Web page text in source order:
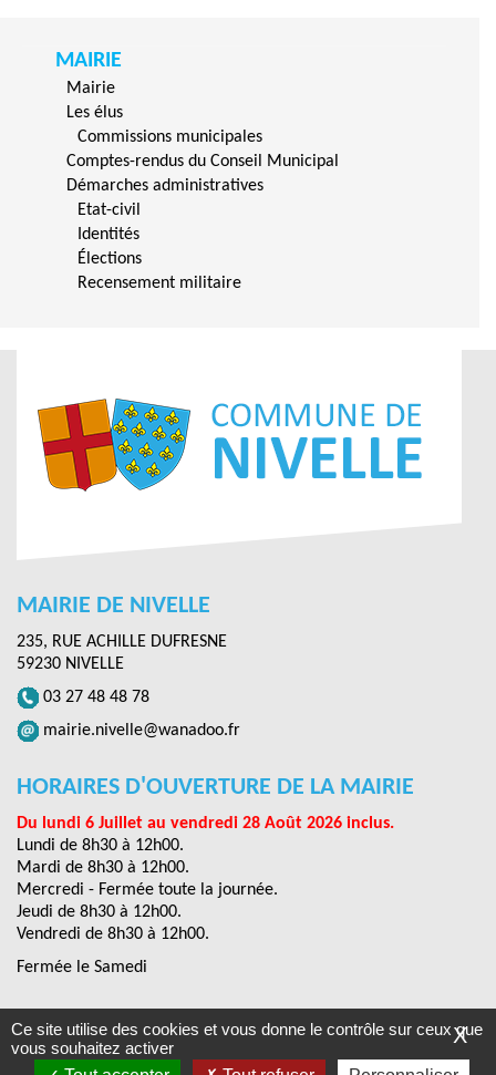
MAIRIE
Mairie
Les élus
Commissions municipales
Comptes-rendus du Conseil Municipal
Démarches administratives
Etat-civil
Identités
Élections
Recensement militaire
MAIRIE DE NIVELLE
235, RUE ACHILLE DUFRESNE
59230 NIVELLE
03 27 48 48 78
mairie.nivelle@wanadoo.fr
HORAIRES D'OUVERTURE DE LA MAIRIE
Du lundi 6 Juillet au vendredi 28 Août 2026 inclus.
Lundi de 8h30 à 12h00.
Mardi de 8h30 à 12h00.
Mercredi - Fermée toute la journée.
Jeudi de 8h30 à 12h00.
Vendredi de 8h30 à 12h00.
Fermée le Samedi
Mentions légales- Accessibilités- Nivelle © 2019
Conception Citopia-Solution de site internet pour mairie et
X
Ce site utilise des cookies et vous donne le contrôle sur ceux que
vous souhaitez activer